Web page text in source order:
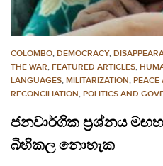
COLOMBO, DEMOCRACY,
THE WAR, FEATURED ARTICLES,
LANGUAGES, MILITARIZATION, PEACE
RECONCILIATION, POLITICS AND
ජනවාර්ගික ප්‍රශ්නය
බිහිකල නොහැක